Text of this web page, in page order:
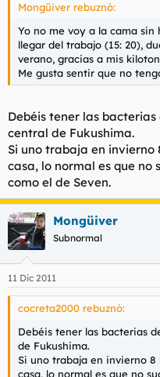
Mongüiver rebuznó:
Yo no me voy a la cama sin
llegar del trabajo (15: 20),
verano, gracias a mis
Me gusta sentir que no
Debéis tener las
central de Fukushima.
Si uno trabaja en
casa, lo normal es que no
como el de Seven.
Mongüiver
Subnormal
11 Dic 2011
cocreta2000 rebuznó:
Debéis tener las bacterias
de Fukushima.
Si uno trabaja en invierno
casa, lo normal es que no